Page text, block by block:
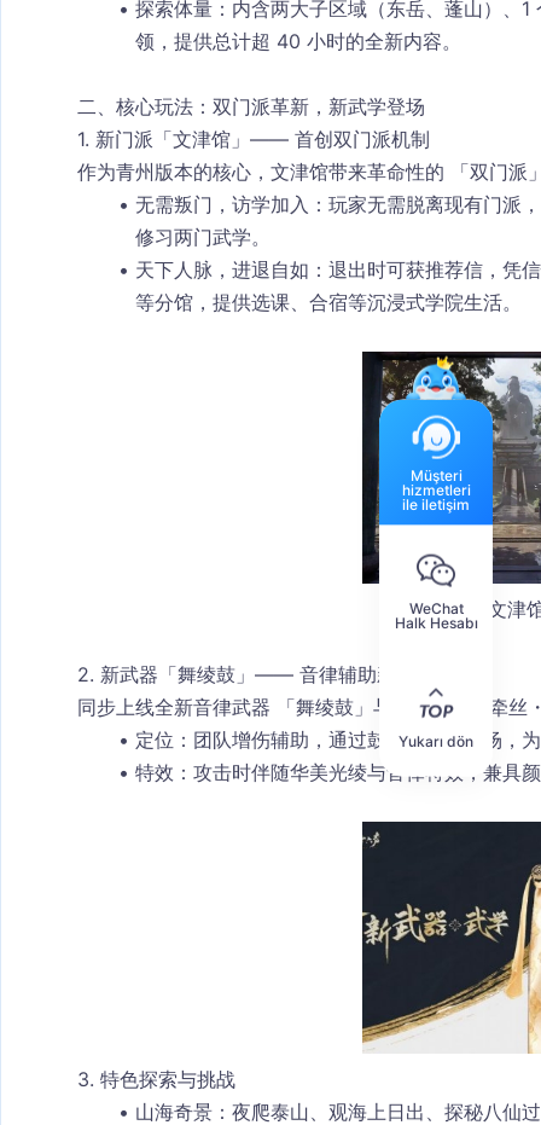
探索体量：内含两大子区域（东岳、 蓬山）、1
领，提供总计超 40 小时的全新内容。
二、核心玩法：双门派革新，新武学登场
1. 新门派「文津馆」—— 首创双门派机制
作为青州版本的核心， 文津馆带来革命性的 「双门派
无需叛门，访学加入 ：玩家无需脱离现有门派
修习两门武学。
天下人脉，进退自如 ：退出时可获推荐信，凭
等分馆，提供选课、合宿等沉浸式学院生活。
文津
2. 新武器「舞绫鼓」—— 音律辅助新流派
同步上线全新音律武器 「舞绫鼓」 与专属流派
「牵丝
定位 ：团队增伤辅助，通过鼓点与绫带控场，
特效 ：攻击时伴随华美光绫与音律特效，兼具
3. 特色探索与挑战
山海奇景：夜爬泰山、观海上日出、探秘八仙
Müşteri
hizmetleri
ile iletişim
WeChat
Halk Hesabı
Yukarı dön